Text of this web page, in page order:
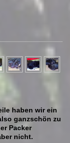
haben wir ein
ganzschön zu
Packer
nicht.